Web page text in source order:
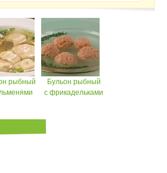
рыбный
Бульон рыбный
с фрикадельками